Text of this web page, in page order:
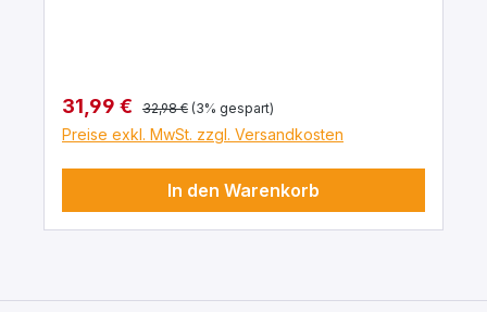
Ansatzstutzen mit Glasoliven 8mm
zwischen den beiden Schenkeln
symmetrisch angebrachter Glashahn mit
Glasküken und Ansatzstutzen 8 mm.
Gesamthöhe: ca. 210 mm Inhalt: ca. 50 ml
Außendurchmesser der Schenkel: 22 mm
Verkaufspreis:
31,99 € Regulärer Preis:
32,98 € (3% gespart)
Preise exkl. MwSt. zzgl. Versandkosten
In den Warenkorb